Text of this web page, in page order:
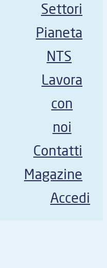
Settori
Pianeta
NTS
Lavora
con
noi
Contatti
Magazine
Accedi